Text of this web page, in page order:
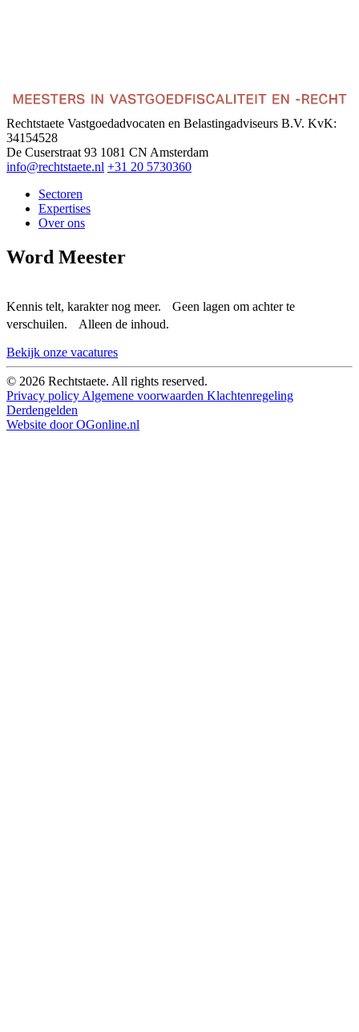
Rechtstaete Vastgoedadvocaten en Belastingadviseurs B.V. KvK:
34154528
De Cuserstraat 93 1081 CN Amsterdam
info@rechtstaete.nl +31 20 5730360
Sectoren
Expertises
Over ons
Word Meester
Kennis telt, karakter nog meer. Geen lagen om achter te
verschuilen. Alleen de inhoud.
Bekijk onze vacatures
© 2026 Rechtstaete. All rights reserved.
Privacy policy Algemene voorwaarden Klachtenregeling
Derdengelden
Website door OGonline.nl